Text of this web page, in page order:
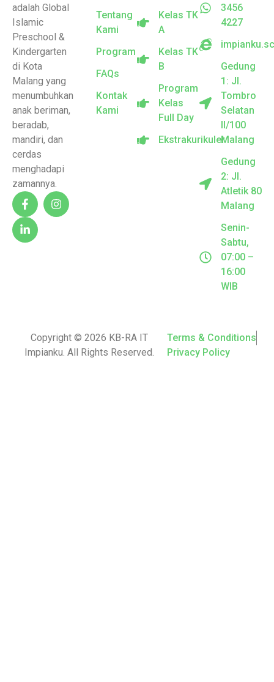
adalah Global
Islamic
Preschool &
Kindergarten
di Kota
Malang yang
menumbuhkan
anak beriman,
beradab,
mandiri, dan
cerdas
menghadapi
zamannya.
Tentang
Kami
Program
FAQs
Kontak
Kami
Kelas TK
A
Kelas TK
B
Program
Kelas
Full Day
Ekstrakurikuler
3456
4227
Gedung
1: Jl.
Tombro
Selatan
II/100
Malang
Gedung
2: Jl.
Atletik 80
Malang
Senin-
Sabtu,
07:00 –
16:00
WIB
Copyright © 2026 KB-RA IT
Impianku. All Rights Reserved.
Terms & Conditions
Privacy Policy